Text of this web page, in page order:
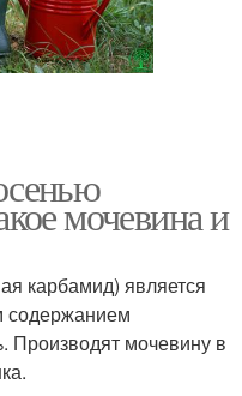
мочевина и
карбамид) является
содержанием
Производят мочевину в